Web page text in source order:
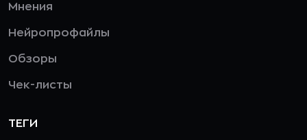
Мнения
Нейропрофайлы
Обзоры
Чек-листы
ТЕГИ